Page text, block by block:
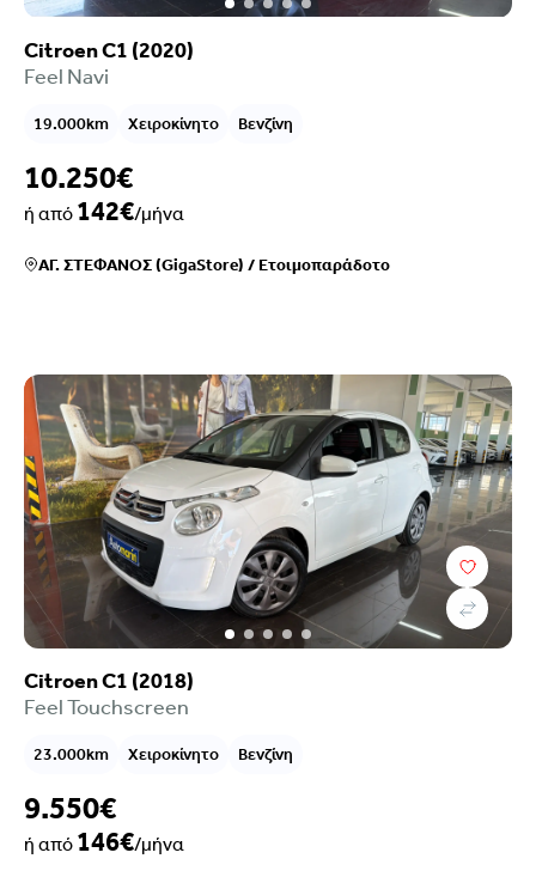
Citroen C1 (2020)
Feel Navi
19.000km Χειροκίνητο Βενζίνη
10.250€
ή από 142€/μήνα
ΑΓ. ΣΤΕΦΑΝΟΣ (GigaStore) /Ετοιμοπαράδοτο
Citroen C1 (2018)
Feel Touchscreen
23.000km Χειροκίνητο Βενζίνη
9.550€
ή από 146€/μήνα